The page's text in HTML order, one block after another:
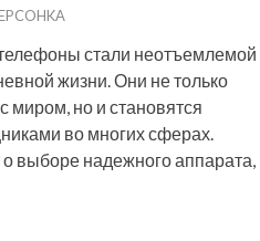
стали неотъемлемой
жизни. Они не только
миром, но и становятся
во многих сферах.
о выборе надежного аппарата,